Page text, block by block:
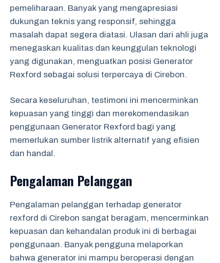
pemeliharaan. Banyak yang mengapresiasi
dukungan teknis yang responsif, sehingga
masalah dapat segera diatasi. Ulasan dari ahli juga
menegaskan kualitas dan keunggulan teknologi
yang digunakan, menguatkan posisi Generator
Rexford sebagai solusi terpercaya di Cirebon.
Secara keseluruhan, testimoni ini mencerminkan
kepuasan yang tinggi dan merekomendasikan
penggunaan Generator Rexford bagi yang
memerlukan sumber listrik alternatif yang efisien
dan handal.
Pengalaman Pelanggan
Pengalaman pelanggan terhadap generator
rexford di Cirebon sangat beragam, mencerminkan
kepuasan dan kehandalan produk ini di berbagai
penggunaan. Banyak pengguna melaporkan
bahwa generator ini mampu beroperasi dengan